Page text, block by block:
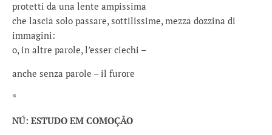
protetti da una lente ampissima
che lascia solo passare, sottilissime, mezza dozzina di
immagini:
o, in altre parole, l’esser ciechi –
anche senza parole – il furore
*
NÚ: ESTUDO EM COMOÇÃO